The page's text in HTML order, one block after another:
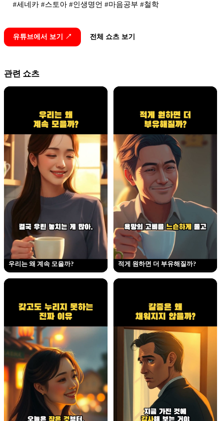
#세네카 #스토아 #인생명언 #마음공부 #철학
유튜브에서 보기 ↗ 전체 쇼츠 보기
관련 쇼츠
우리는 왜 계속 모을까? 적게 원하면 더 부유해질까?